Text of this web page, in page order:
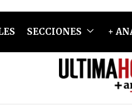
SECCIONES +